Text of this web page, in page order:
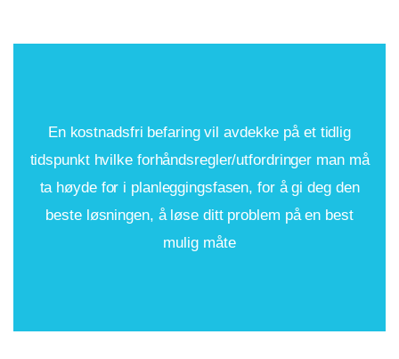
En kostnadsfri befaring vil avdekke på et tidlig
tidspunkt hvilke forhåndsregler/utfordringer man må
ta høyde for i planleggingsfasen, for å gi deg den
beste løsningen, å løse ditt problem på en best
mulig måte